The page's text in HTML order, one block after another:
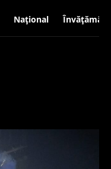
Național Învățământ